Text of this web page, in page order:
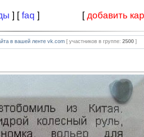
] [faq ] [добавить
в вашей ленте vk.com [ участников в группе: 2500]